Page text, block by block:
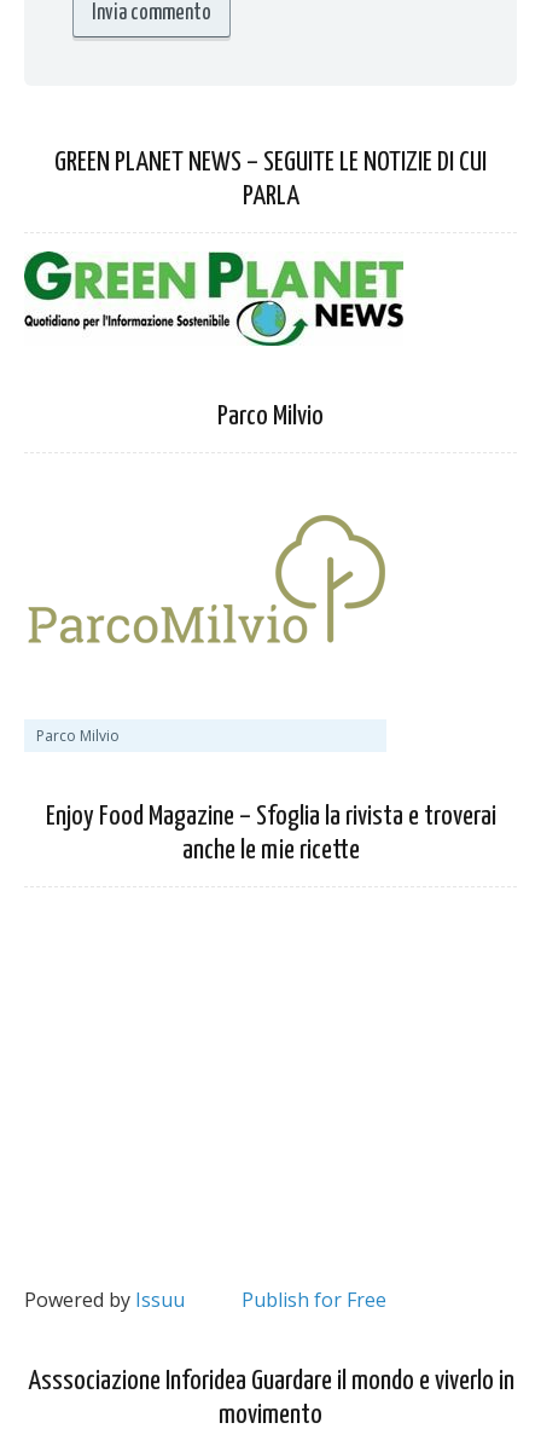
GREEN PLANET NEWS – SEGUITE LE NOTIZIE DI CUI
PARLA
Parco Milvio
Parco Milvio
Enjoy Food Magazine – Sfoglia la rivista e troverai
anche le mie ricette
Powered by Issuu Publish for Free
Asssociazione Inforidea Guardare il mondo e viverlo in
movimento